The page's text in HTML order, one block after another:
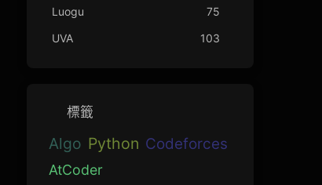
Luogu
75
UVA
103
標籤
Algo Python Codeforces
AtCoder